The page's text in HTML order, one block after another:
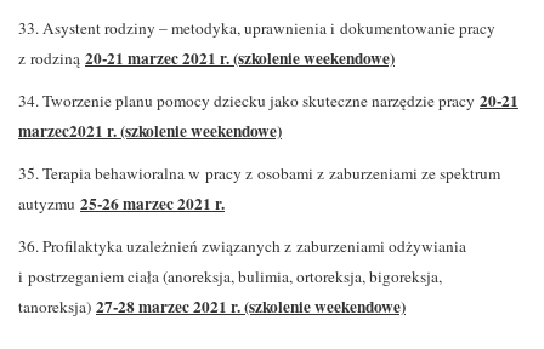
33. Asystent rodziny – metodyka, uprawnienia i dokumentowanie pracy
z rodziną 20-21 marzec 2021 r. (szkolenie weekendowe)
34. Tworzenie planu pomocy dziecku jako skuteczne narzędzie pracy 20-21
marzec2021 r. (szkolenie weekendowe)
35. Terapia behawioralna w pracy z osobami z zaburzeniami ze spektrum
autyzmu 25-26 marzec 2021 r.
36. Profilaktyka uzależnień związanych z zaburzeniami odżywiania
i postrzeganiem ciała (anoreksja, bulimia, ortoreksja, bigoreksja,
tanoreksja) 27-28 marzec 2021 r. (szkolenie weekendowe)